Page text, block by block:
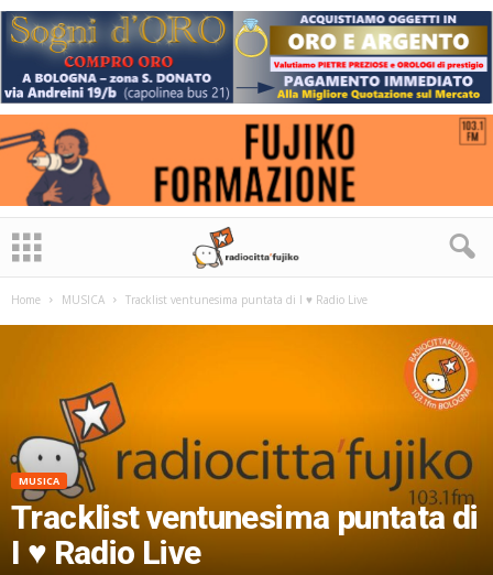
Home MUSICA Tracklist ventunesima puntata di I ♥ Radio Live
MUSICA
Tracklist ventunesima puntata di
I ♥ Radio Live